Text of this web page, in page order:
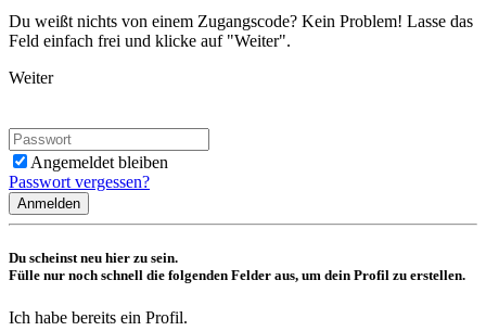
Du weißt nichts von einem Zugangscode? Kein Problem! Lasse das
Feld einfach frei und klicke auf "Weiter".
Weiter
Angemeldet bleiben
Passwort vergessen?
Anmelden
Du scheinst neu hier zu sein.
Fülle nur noch schnell die folgenden Felder aus, um dein Profil zu erstellen.
Ich habe bereits ein Profil.